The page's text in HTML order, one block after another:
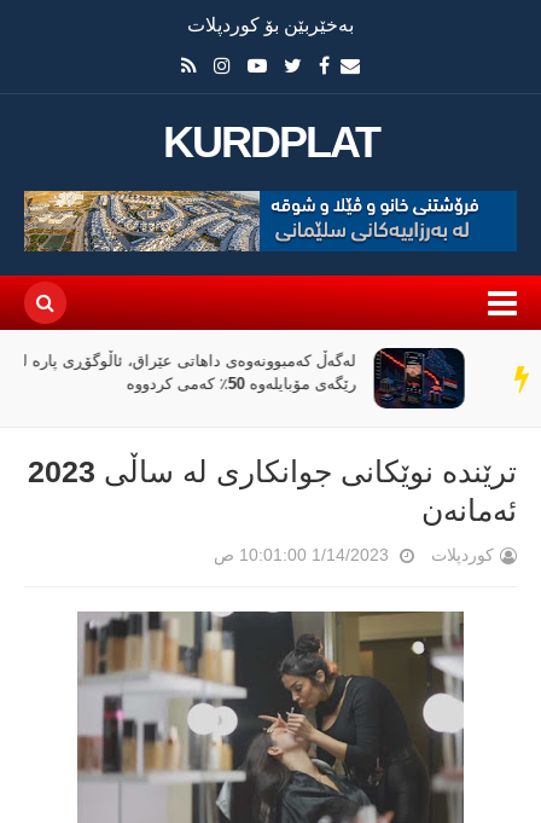
بەخێربێن بۆ کوردپلات
KURDPLAT
سەر
دێڕ
لەگەڵ کەمبوونەوەی داهاتی عێراق، ئاڵوگۆڕی پارە لە
رێگەی مۆبایلەوە 50٪ کەمی کردووە
ترێندە نوێکانی جوانکاری لە ساڵی 2023
ئەمانەن
کوردپلات 1/14/2023 10:01:00 ص